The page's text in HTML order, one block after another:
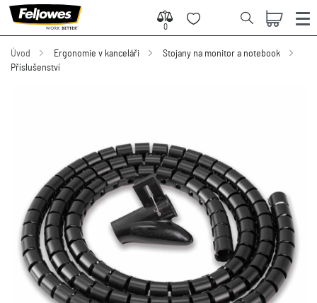
0
0
Úvod Ergonomie v kanceláři
Stojany na monitor a notebook
Příslušenství